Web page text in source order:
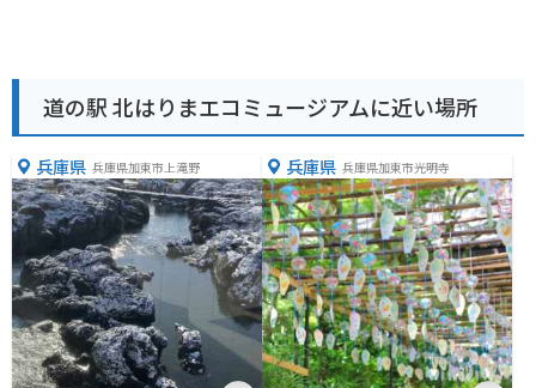
道の駅 北はりまエコミュージアムに近い場所
兵庫県 兵庫県加東市上滝野 兵庫県 兵庫県加東市光明寺